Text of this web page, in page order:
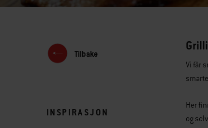
Tilbake
INSPIRASJON
Vi får
Her
og